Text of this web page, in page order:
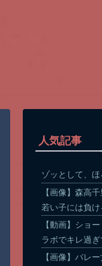
人気記事
ゾッとして、ほ
【画像】森高
若い子には負
【動画】ショ
ラボでキレ過
【画像】バレ